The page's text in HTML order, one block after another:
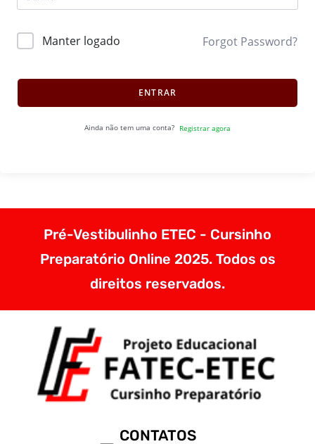
Manter logado Forgot Password?
ENTRAR
Ainda não tem uma conta? Registrar agora
Pré-Vestibulinho ETEC - Cursinho
Preparatório Online 2025. Todos os
direitos reservados.
CONTATOS